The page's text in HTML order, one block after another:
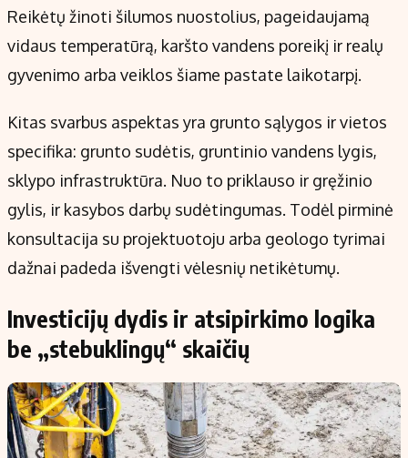
Reikėtų žinoti šilumos nuostolius, pageidaujamą
vidaus temperatūrą, karšto vandens poreikį ir realų
gyvenimo arba veiklos šiame pastate laikotarpį.
Kitas svarbus aspektas yra grunto sąlygos ir vietos
specifika: grunto sudėtis, gruntinio vandens lygis,
sklypo infrastruktūra. Nuo to priklauso ir gręžinio
gylis, ir kasybos darbų sudėtingumas. Todėl pirminė
konsultacija su projektuotoju arba geologo tyrimai
dažnai padeda išvengti vėlesnių netikėtumų.
Investicijų dydis ir atsipirkimo logika
be „stebuklingų“ skaičių